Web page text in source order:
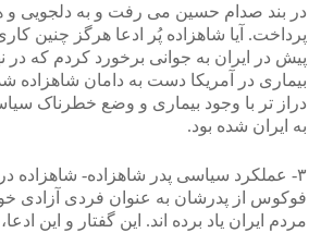
در بند صدام حسین می رفت و به دلجویی و
پرداخت. آیا شاهزاده پُر ادعا هرگز چنین
پیش در ایران به جوانی برخورد کردم که در
بیماری در آمریکا دست به دامان شاهزاده
دراز تر با وجود بیماری و وضع خطرناک
به ایران شده بود.
۳- عملکرد سیاسی پدر شاهزاده- شاهزاده در
فوکوس از پدرشان به عنوان فردی آزادی
مردم ایران یاد برده اند. این گفتار و این